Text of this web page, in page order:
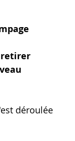
retirer
déroulée